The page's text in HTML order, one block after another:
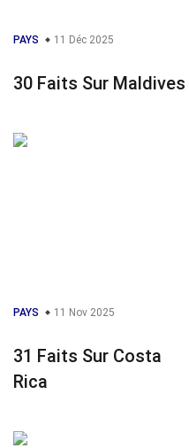
PAYS 11 Déc 2025
30 Faits Sur Maldives
PAYS 11 Nov 2025
31 Faits Sur Costa
Rica